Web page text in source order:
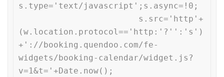
s.type='text/javascript';s.async=!0;
(w.location.protocol=='http:'?'':'s')
+'://booking.quendoo.com/fe-
widgets/booking-calendar/widget.js?
v=1&t='+Date.now();